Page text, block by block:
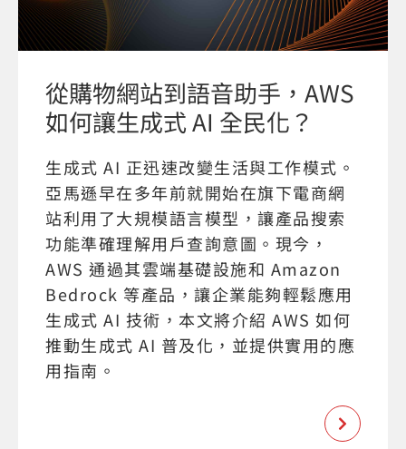
從購物網站到語音助手，AWS
如何讓生成式 AI 全民化？
生成式 AI 正迅速改變生活與工作模式。
亞馬遜早在多年前就開始在旗下電商網
站利用了大規模語言模型，讓產品搜索
功能準確理解用戶查詢意圖。現今，
AWS 通過其雲端基礎設施和 Amazon
Bedrock 等產品，讓企業能夠輕鬆應用
生成式 AI 技術，本文將介紹 AWS 如何
推動生成式 AI 普及化，並提供實用的應
用指南。